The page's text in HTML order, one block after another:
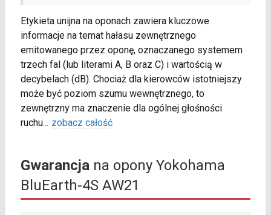
Etykieta unijna na oponach zawiera kluczowe
informacje na temat hałasu zewnętrznego
emitowanego przez oponę, oznaczanego systemem
trzech fal (lub literami A, B oraz C) i wartością w
decybelach (dB). Chociaż dla kierowców istotniejszy
może być poziom szumu wewnętrznego, to
zewnętrzny ma znaczenie dla ogólnej głośności
ruchu... zobacz całość
Gwarancjana opony Yokohama
BluEarth-4S AW21